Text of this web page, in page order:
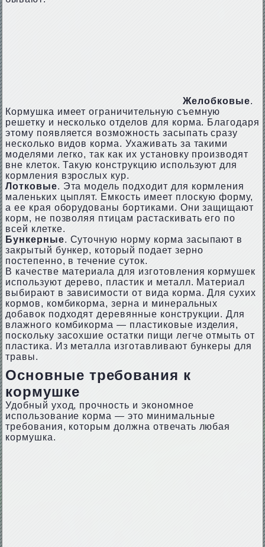
Желобковые.
Кормушка имеет ограничительную съемную
решетку и несколько отделов для корма. Благодаря
этому появляется возможность засыпать сразу
несколько видов корма. Ухаживать за такими
моделями легко, так как их установку производят
вне клеток. Такую конструкцию используют для
кормления взрослых кур.
Лотковые. Эта модель подходит для кормления
маленьких цыплят. Емкость имеет плоскую форму,
а ее края оборудованы бортиками. Они защищают
корм, не позволяя птицам растаскивать его по
всей клетке.
Бункерные. Суточную норму корма засыпают в
закрытый бункер, который подает зерно
постепенно, в течение суток.
В качестве материала для изготовления кормушек
используют дерево, пластик и металл. Материал
выбирают в зависимости от вида корма. Для сухих
кормов, комбикорма, зерна и минеральных
добавок подходят деревянные конструкции. Для
влажного комбикорма — пластиковые изделия,
поскольку засохшие остатки пищи легче отмыть от
пластика. Из металла изготавливают бункеры для
травы.
Основные требования к
кормушке
Удобный уход, прочность и экономное
использование корма — это минимальные
требования, которым должна отвечать любая
кормушка.